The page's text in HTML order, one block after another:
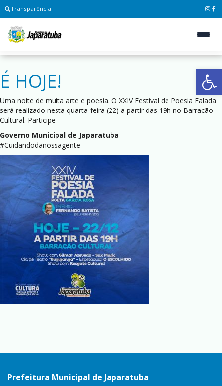
Transparência
É HOJE!
Uma noite de muita arte e poesia. O XXIV Festival de Poesia Falada
será realizado nesta quarta-feira (22) a partir das 19h no Barracão
Cultural. Participe.
Governo Municipal de Japaratuba
#Cuidandodanossagente
Prefeitura Municipal de Japaratuba